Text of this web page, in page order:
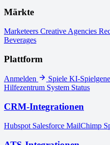
Märkte
Marketeers Creative Agencies
Beverages
Plattform
Anmelden Spiele KI-
Hilfezentrum System Status
CRM-Integrationen
Hubspot Salesforce MailChimp